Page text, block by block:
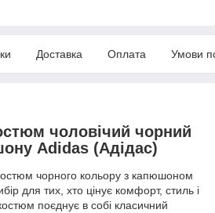
Доставка Оплата Умови
чоловічий чорний
Adidas (Адідас)
чорного кольору з капюшоном
для тих, хто цінує комфорт, стиль і
поєднує в собі класичний